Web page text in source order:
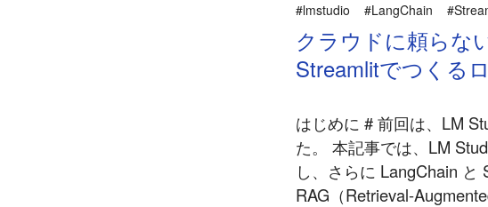
#lmstudio
#LangChain
クラウドに頼らな
Streamlitでつくる
はじめに # 前回は、LM
た。 本記事では、LM
し、さらに LangChain
RAG（Retrieval-